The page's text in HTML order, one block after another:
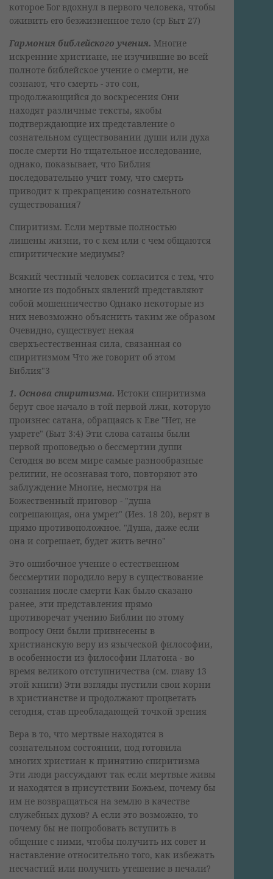
которое Бог вдохнул в первого человека, чтобы
оживить его безжизненное тело (ср Быт 27)
Гармония библейского учения. Многие
искренние христиане, не изучившие во всей
полноте библейское учение о смерти, не
сознают, что смерть - это сон,
продолжающийся до воскресения Они
находят различные тексты, якобы
подтверждающие их представление о
сознательном существовании души или духа
после смерти Но тщательное исследование,
однако, показывает, что Библия
последовательно учит тому, что смерть
приводит к прекращению сознательного
существования7
Спиритизм. Если мертвые полностью
лишены жизни, то с кем или с чем общаются
спиритические медиумы?
Всякий честный человек согласится с тем, что
многие из подобных явлений представляют
собой мошенничество Однако некоторые из
них невозможно объяснить таким же образом
Очевидно, существует некая
сверхъестественная сила, связанная со
спиритизмом Что же говорит об этом
Библия"3
1. Основа спиритизма. Истоки спиритизма
берут свое начало в той первой лжи, которую
произнес сатана, обращаясь к Еве "Нет, не
умрете" (Быт 3:4) Эти слова сатаны были
первой проповедью о бессмертии души
Сегодня во всем мире самые разнообразные
религии, не осознавая того, повторяют это
заблуждение Многие, несмотря на
Божественный приговор - "душа
согрешающая, она умрет" (Иез. 18 20), верят в
прямо противоположное. "Душа, даже если
она и согрешает, будет жить вечно"
Это ошибочное учение о естественном
бессмертии породило веру в существование
сознания после смерти Как было сказано
ранее, эти представления прямо
противоречат учению Библии по этому
вопросу Они были привнесены в
христианскую веру из языческой философии,
в особенности из философии Платона - во
время великого отступничества (см. главу 13
этой книги) Эти взгляды пустили свои корни
в христианстве и продолжают процветать
сегодня, став преобладающей точкой зрения
Вера в то, что мертвые находятся в
сознательном состоянии, под готовила
многих христиан к принятию спиритизма
Эти люди рассуждают так если мертвые живы
и находятся в присутствии Божьем, почему бы
им не возвращаться на землю в качестве
служебных духов? А если это возможно, то
почему бы не попробовать вступить в
общение с ними, чтобы получить их совет и
наставление относительно того, как избежать
несчастий или получить утешение в печали?